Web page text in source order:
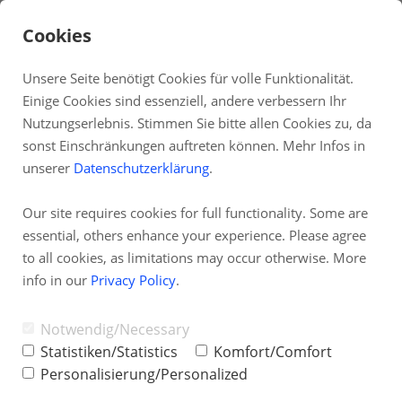
DE
Fernwartung
Partnerprogramm
TAI-PAN Inside
Newsletter
Cookies
Unsere Seite benötigt Cookies für volle Funktionalität.
Einige Cookies sind essenziell, andere verbessern Ihr
Nutzungserlebnis. Stimmen Sie bitte allen Cookies zu, da
sonst Einschränkungen auftreten können. Mehr Infos in
unserer Datenschutzerklärung.
Our site requires cookies for full functionality. Some are
essential, others enhance your experience. Please agree
to all cookies, as limitations may occur otherwise. More
info in our Privacy Policy.
Notwendig/Necessary
Statistiken/Statistics
Komfort/Comfort
Personalisierung/Personalized